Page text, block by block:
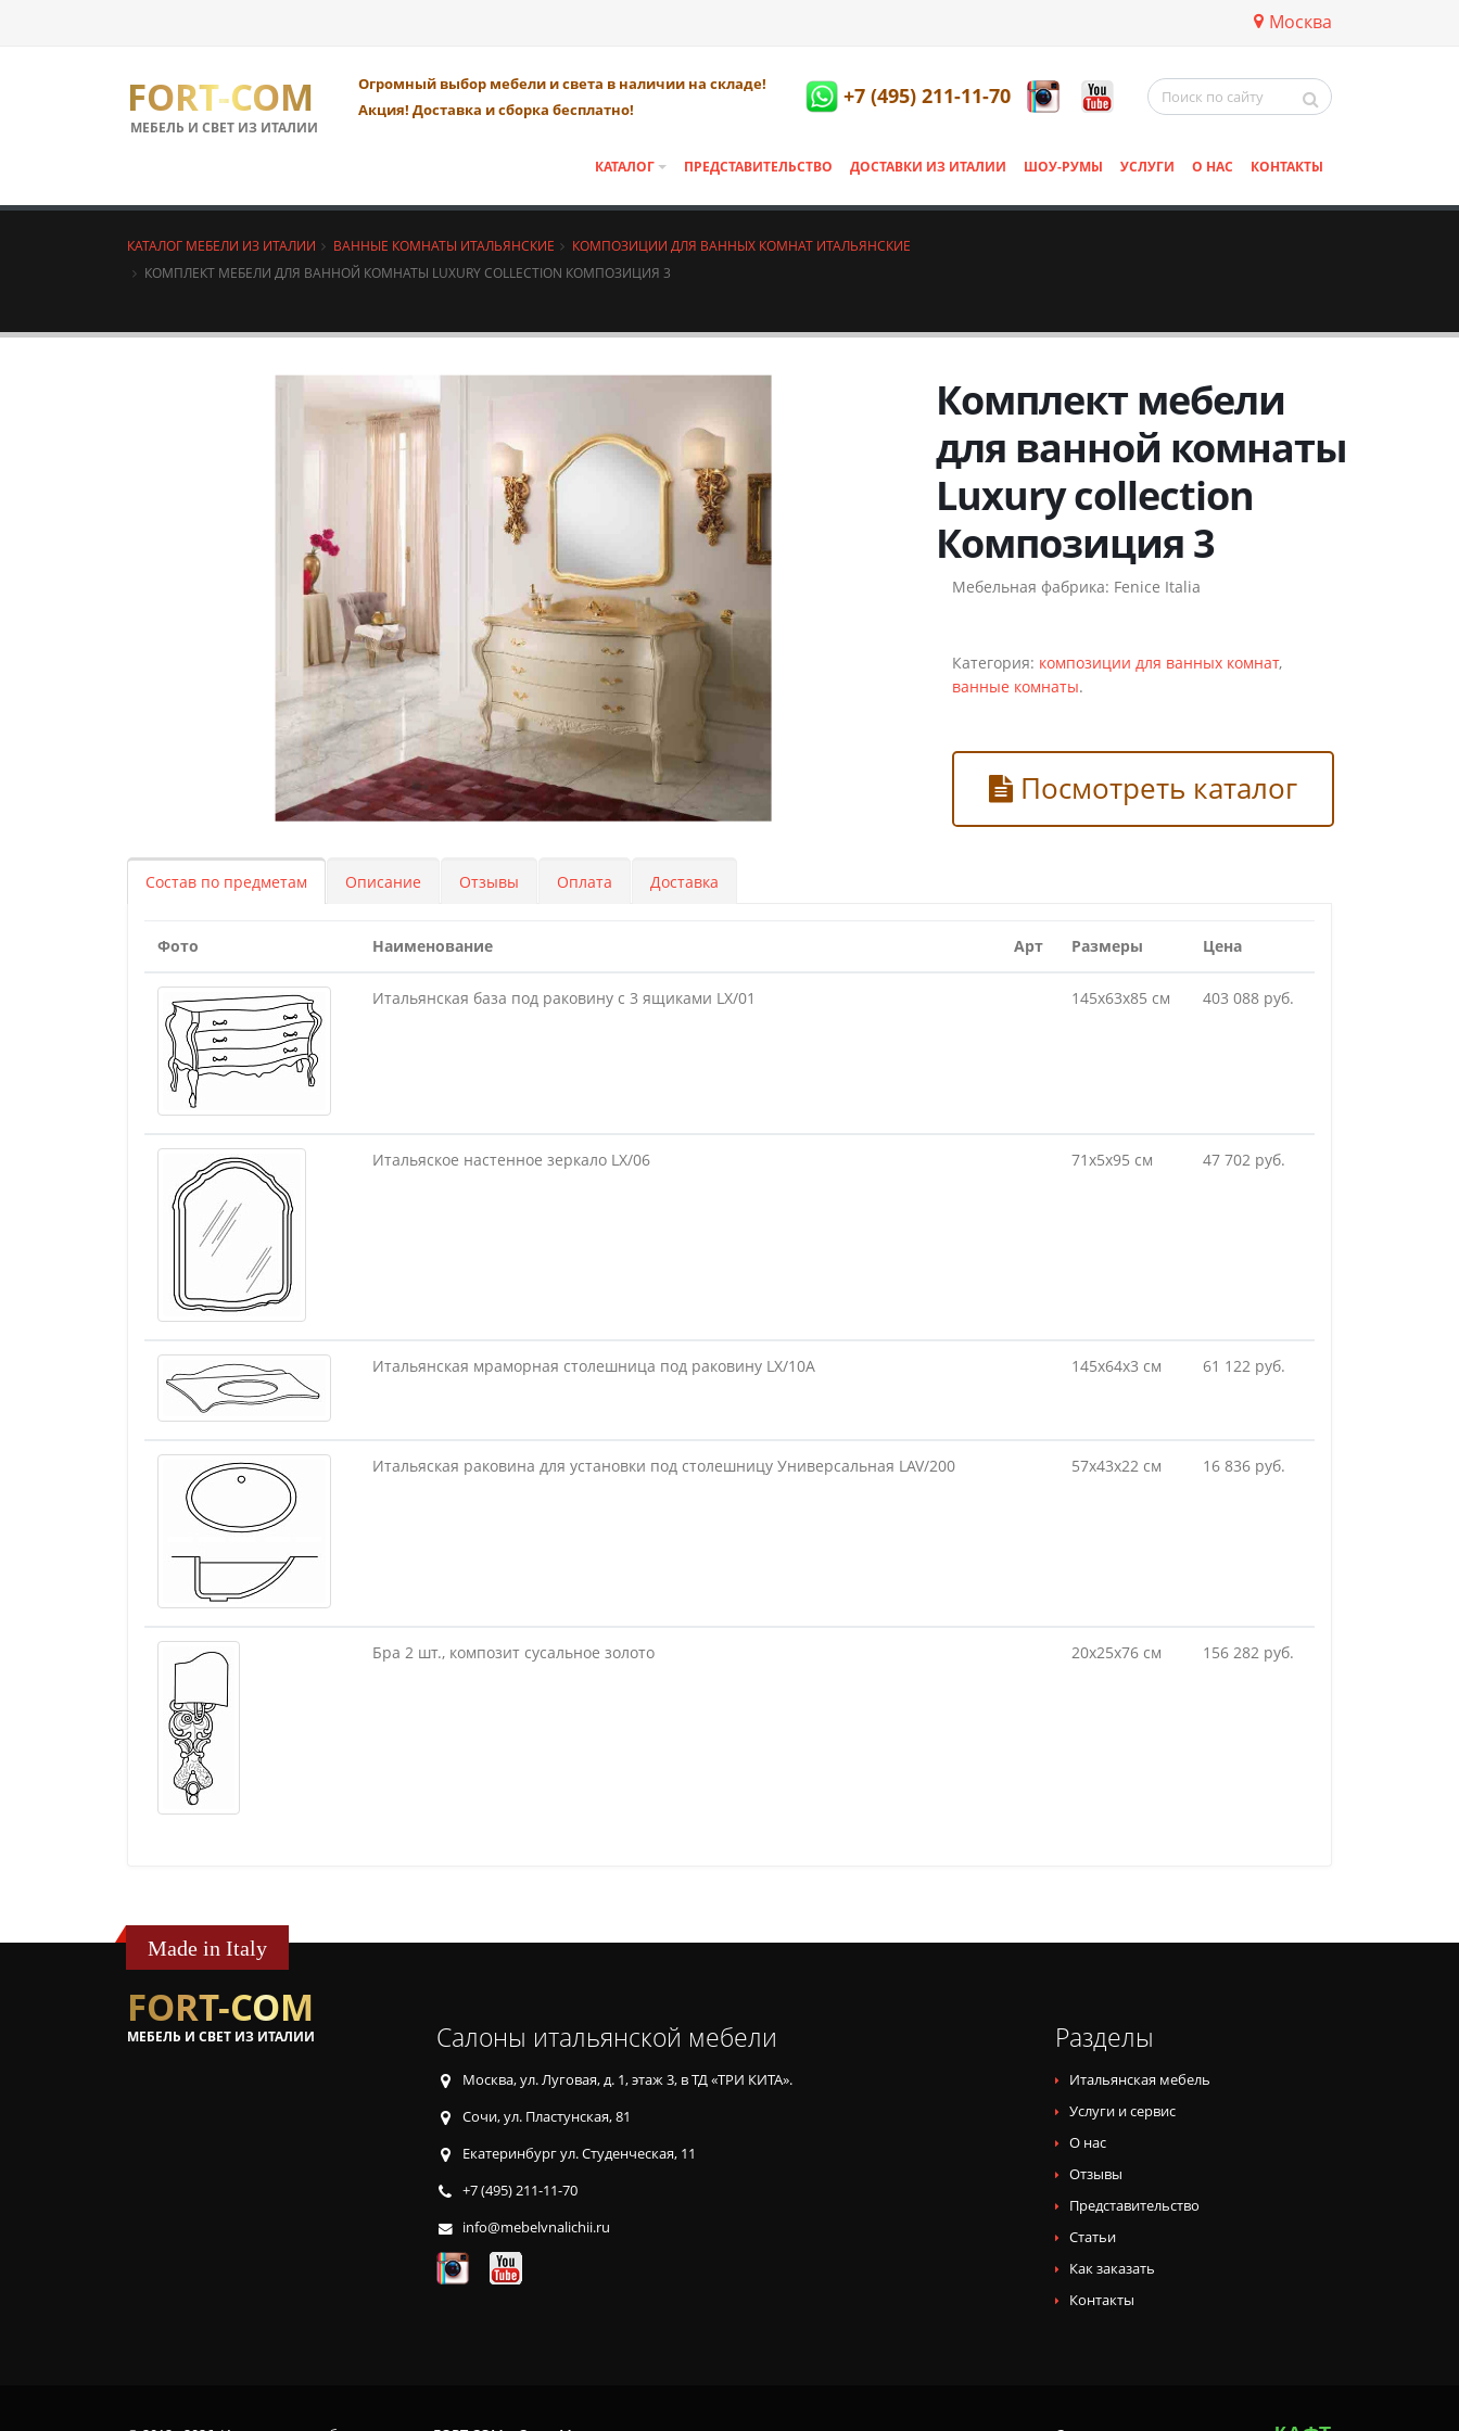
Москва
FORT-COM
МЕБЕЛЬ И СВЕТ ИЗ ИТАЛИИ
Огромный выбор мебели и света в наличии на складе!
Акция! Доставка и сборка бесплатно!
+7 (495) 211-11-70
КАТАЛОГ ПРЕДСТАВИТЕЛЬСТВО ДОСТАВКИ ИЗ ИТАЛИИ ШОУ-РУМЫ УСЛУГИ О НАС КОНТАКТЫ
КАТАЛОГ МЕБЕЛИ ИЗ ИТАЛИИ ВАННЫЕ КОМНАТЫ ИТАЛЬЯНСКИЕ
КОМПОЗИЦИИ ДЛЯ ВАННЫХ КОМНАТ ИТАЛЬЯНСКИЕ
КОМПЛЕКТ МЕБЕЛИ ДЛЯ ВАННОЙ КОМНАТЫ LUXURY COLLECTION КОМПОЗИЦИЯ 3
Комплект мебели
для ванной комнаты
Luxury collection
Композиция 3
Мебельная фабрика: Fenice Italia
Категория: композиции для ванных комнат,
ванные комнаты.
Посмотреть каталог
Состав по предметам Описание Отзывы Оплата Доставка
Фото Наименование Арт Размеры Цена
Итальянская база под раковину с 3 ящиками LX/01 145х63х85 см 403 088 руб.
Итальяское настенное зеркало LX/06 71х5х95 см 47 702 руб.
Итальянская мраморная столешница под раковину LX/10A 145х64х3 см 61 122 руб.
Итальяская раковина для установки под столешницу Универсальная LAV/200 57х43х22 см 16 836 руб.
Бра 2 шт., композит сусальное золото 20х25х76 см 156 282 руб.
Made in Italy
FORT-COM
МЕБЕЛЬ И СВЕТ ИЗ ИТАЛИИ Салоны итальянской мебели
Москва, ул. Луговая, д. 1, этаж 3, в ТД «ТРИ КИТА».
Сочи, ул. Пластунская, 81
Екатеринбург ул. Студенческая, 11
+7 (495) 211-11-70
info@mebelvnalichii.ru
Разделы
Итальянская мебель
Услуги и сервис
О нас
Отзывы
Представительство
Статьи
Как заказать
Контакты